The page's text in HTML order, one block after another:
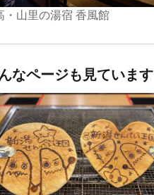
・山里の湯宿 香風館
なページも見ています